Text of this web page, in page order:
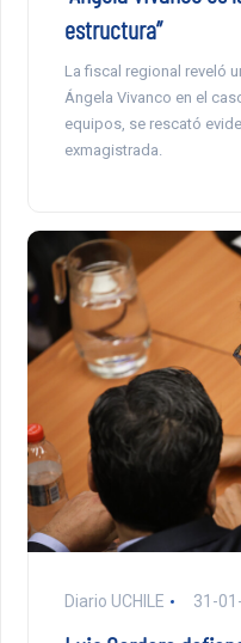
estructura”
La fiscal regional reveló
Ángela Vivanco en el
equipos, se rescató
exmagistrada.
Diario UCHILE 31-